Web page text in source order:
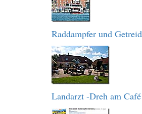
Raddampfer und
Landarzt -Dreh am